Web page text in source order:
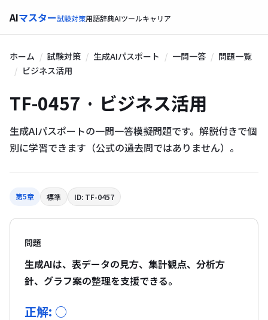
AIマスター試験対策用語辞典AIツールキャリア
ホーム 試験対策 生成AIパスポート 一問一答
問題一覧
ビジネス活用
TF-0457 · ビジネス活用
生成AIパスポートの一問一答模擬問題です。解説付きで個
別に学習できます（公式の過去問ではありません）。
第5章 標準 ID: TF-0457
問題
生成AIは、表データの見方、集計観点、分析方
針、グラフ案の整理を支援できる。
正解: ○